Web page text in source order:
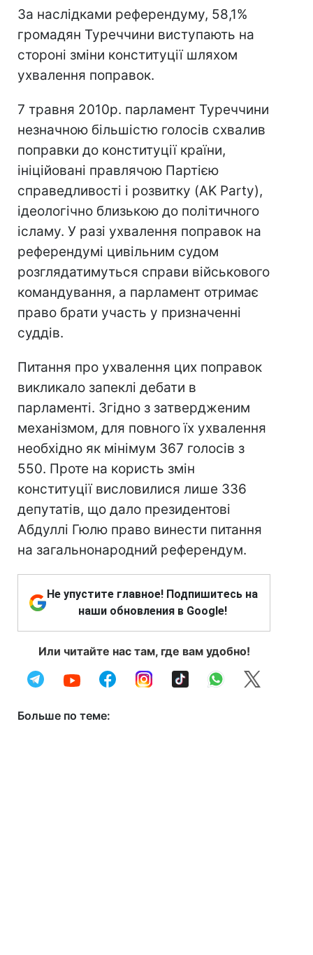
За наслідками референдуму, 58,1%
громадян Туреччини виступають на
стороні зміни конституції шляхом
ухвалення поправок.
7 травня 2010р. парламент Туреччини
незначною більшістю голосів схвалив
поправки до конституції країни,
ініційовані правлячою Партією
справедливості і розвитку (AK Party),
ідеологічно близькою до політичного
ісламу. У разі ухвалення поправок на
референдумі цивільним судом
розглядатимуться справи військового
командування, а парламент отримає
право брати участь у призначенні
суддів.
Питання про ухвалення цих поправок
викликало запеклі дебати в
парламенті. Згідно з затвердженим
механізмом, для повного їх ухвалення
необхідно як мінімум 367 голосів з
550. Проте на користь змін
конституції висловилися лише 336
депутатів, що дало президентові
Абдуллі Гюлю право винести питання
на загальнонародний референдум.
Не упустите главное! Подпишитесь на
наши обновления в Google!
Или читайте нас там, где вам удобно!
Больше по теме: